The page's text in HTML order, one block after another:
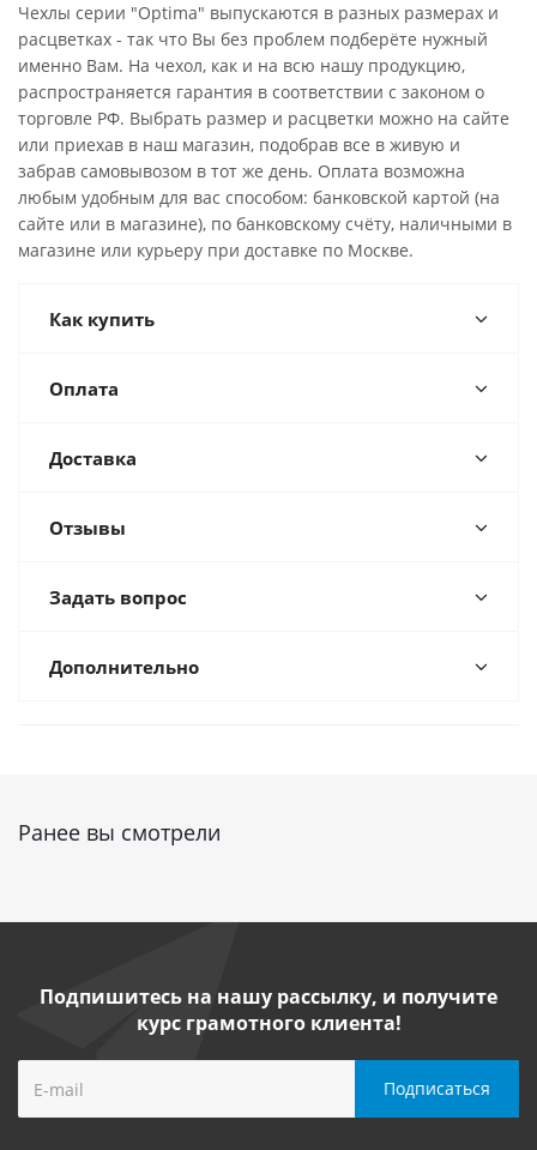
Чехлы серии "Optima" выпускаются в разных размерах и
расцветках - так что Вы без проблем подберёте нужный
именно Вам. На чехол, как и на всю нашу продукцию,
распространяется гарантия в соответствии с законом о
торговле РФ. Выбрать размер и расцветки можно на сайте
или приехав в наш магазин, подобрав все в живую и
забрав самовывозом в тот же день. Оплата возможна
любым удобным для вас способом: банковской картой (на
сайте или в магазине), по банковскому счёту, наличными в
магазине или курьеру при доставке по Москве.
Как купить
Оплата
Доставка
Отзывы
Задать вопрос
Дополнительно
Ранее вы смотрели
Подпишитесь на нашу рассылку, и получите
курс грамотного клиента!